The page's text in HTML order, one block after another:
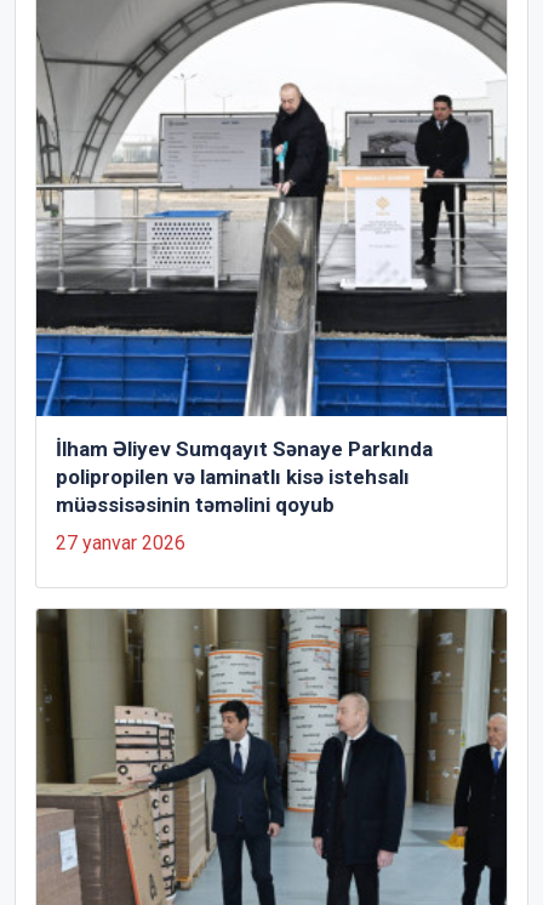
İlham Əliyev Sumqayıt Sənaye Parkında
polipropilen və laminatlı kisə istehsalı
müəssisəsinin təməlini qoyub
27 yanvar 2026